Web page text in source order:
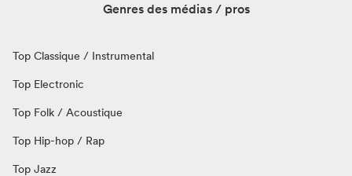
Genres des médias / pros
Top Classique / Instrumental
Top Electronic
Top Folk / Acoustique
Top Hip-hop / Rap
Top Jazz